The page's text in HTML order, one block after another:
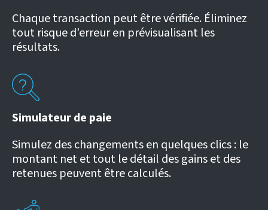
Chaque transaction peut être vérifiée. Éliminez
tout risque d’erreur en prévisualisant les
résultats.
Simulateur de paie
Simulez des changements en quelques clics : le
montant net et tout le détail des gains et des
retenues peuvent être calculés.